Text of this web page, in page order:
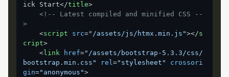
ick Start</title>
<!-- Latest compiled and minified CSS --
>
<script src="/assets/js/htmx.min.js"></s
cript>
<link href="/assets/bootstrap-5.3.3/css/
bootstrap.min.css"
rel ="stylesheet"
crossori
gin="anonymous">